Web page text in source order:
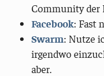
Community der
Facebook: Fast
Swarm: Nutze
irgendwo
aber.